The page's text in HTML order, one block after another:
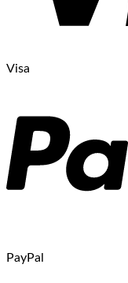
Visa
PayPal